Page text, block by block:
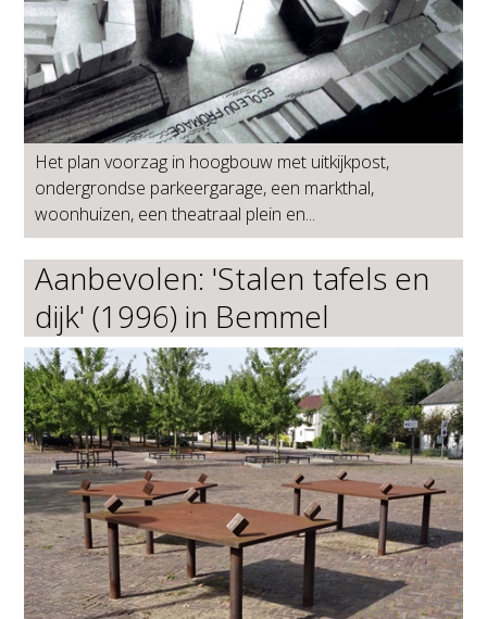
Het plan voorzag in hoogbouw met uitkijkpost,
ondergrondse parkeergarage, een markthal,
woonhuizen, een theatraal plein en...
Aanbevolen: 'Stalen tafels en
dijk' (1996) in Bemmel